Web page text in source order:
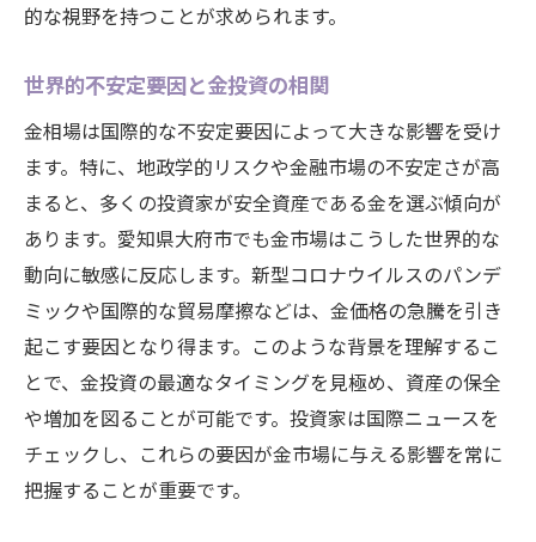
的な視野を持つことが求められます。
世界的不安定要因と金投資の相関
金相場は国際的な不安定要因によって大きな影響を受け
ます。特に、地政学的リスクや金融市場の不安定さが高
まると、多くの投資家が安全資産である金を選ぶ傾向が
あります。愛知県大府市でも金市場はこうした世界的な
動向に敏感に反応します。新型コロナウイルスのパンデ
ミックや国際的な貿易摩擦などは、金価格の急騰を引き
起こす要因となり得ます。このような背景を理解するこ
とで、金投資の最適なタイミングを見極め、資産の保全
や増加を図ることが可能です。投資家は国際ニュースを
チェックし、これらの要因が金市場に与える影響を常に
把握することが重要です。